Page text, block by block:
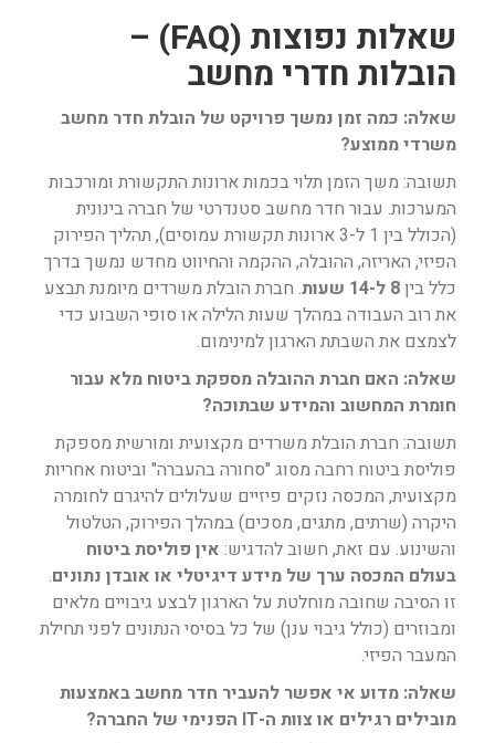
שאלות נפוצות (FAQ) –
הובלות חדרי מחשב
שאלה: כמה זמן נמשך פרויקט של הובלת חדר מחשב
משרדי ממוצע?
תשובה: משך הזמן תלוי בכמות ארונות התקשורת ומורכבות
המערכות. עבור חדר מחשב סטנדרטי של חברה בינונית
(הכולל בין 1 ל-3 ארונות תקשורת עמוסים), תהליך הפירוק
הפיזי, האריזה, ההובלה, ההקמה והחיווט מחדש נמשך בדרך
כלל בין8 ל-14 שעות
. חברת הובלת משרדים מיומנת תבצע
את רוב העבודה במהלך שעות הלילה או סופי השבוע כדי
לצמצם את השבתת הארגון למינימום.
שאלה: האם חברת ההובלה מספקת ביטוח מלא עבור
חומרת המחשוב והמידע שבתוכה?
תשובה: חברת הובלת משרדים מקצועית ומורשית מספקת
פוליסת ביטוח רחבה מסוג "סחורה בהעברה" וביטוח אחריות
מקצועית, המכסה נזקים פיזיים שעלולים להיגרם לחומרה
היקרה (שרתים, מתגים, מסכים) במהלך הפירוק, הטלטול
והשינוע. עם זאת, חשוב להדגיש: אין פוליסת ביטוח
בעולם המכסה ערך של מידע דיגיטלי או אובדן נתונים.
זו הסיבה שחובה מוחלטת על הארגון לבצע גיבויים מלאים
ומבוזרים (כולל גיבוי ענן) של כל בסיסי הנתונים לפני תחילת
המעבר הפיזי.
שאלה: מדוע אי אפשר להעביר חדר מחשב באמצעות
מובילים רגילים או צוות ה-IT הפנימי של החברה?